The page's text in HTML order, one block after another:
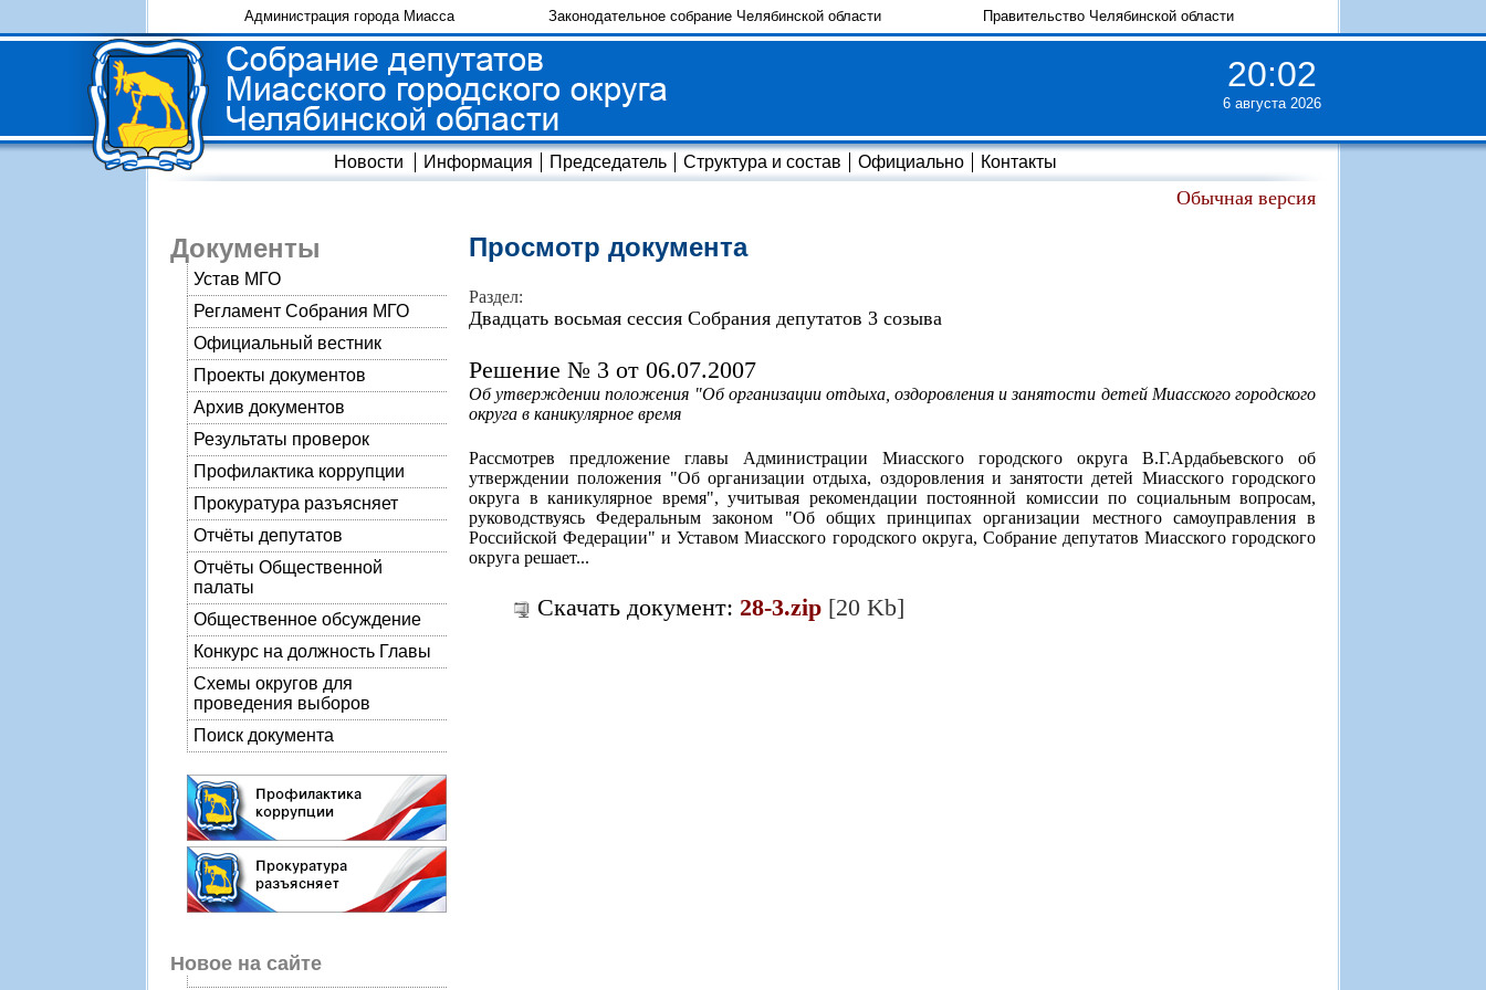
Администрация города Миасса Законодательное собрание Челябинской области Правительство Челябинской области
20:02
6 августа 2026
Новости Информация Председатель Структура и состав Официально Контакты
Обычная версия
Документы
Устав МГО
Регламент Собрания МГО
Официальный вестник
Проекты документов
Архив документов
Результаты проверок
Профилактика коррупции
Прокуратура разъясняет
Отчёты депутатов
Отчёты Общественной
палаты
Общественное обсуждение
Конкурс на должность Главы
Схемы округов для
проведения выборов
Поиск документа
Новое на сайте
Просмотр документа
Раздел:
Двадцать восьмая сессия Собрания депутатов 3 созыва
Решение № 3 от 06.07.2007
Об утверждении положения "Об организации отдыха, оздоровления и занятости детей Миасского городского
округа в каникулярное время
Рассмотрев предложение главы Администрации Миасского городского округа В.Г.Ардабьевского об
утверждении положения "Об организации отдыха, оздоровления и занятости детей Миасского городского
округа в каникулярное время", учитывая рекомендации постоянной комиссии по социальным вопросам,
руководствуясь Федеральным законом "Об общих принципах организации местного самоуправления в
Российской Федерации" и Уставом Миасского городского округа, Собрание депутатов Миасского городского
округа решает...
Скачать документ: 28-3.zip [20 Kb]